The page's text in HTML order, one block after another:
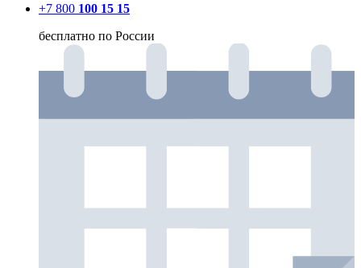
+7 800 100 15 15
бесплатно по России